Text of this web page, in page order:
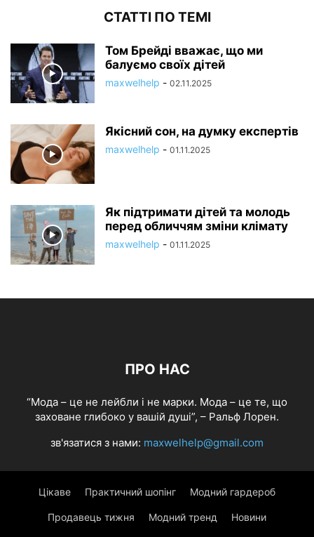
СТАТТІ ПО ТЕМІ
Том Брейді вважає, що ми
балуємо своїх дітей
maxwelhelp - 02.11.2025
Якісний сон, на думку експертів
maxwelhelp - 01.11.2025
Як підтримати дітей та молодь
перед обличчям зміни клімату
maxwelhelp - 01.11.2025
ПРО НАС
“Мода – це не лейбли і не марки. Мода – це те, що
заховане глибоко у вашій душі”, – Ральф Лорен.
зв'язатися з нами: maxwelhelp@gmail.com
Цікаве Практичний шопінг Модний гардероб
Продавець тижня Модний тренд Новини